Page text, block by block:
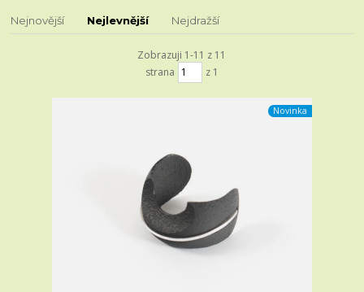
Nejnovější Nejlevnější Nejdražší
Zobrazuji 1-11 z 11
strana
z 1
Novinka